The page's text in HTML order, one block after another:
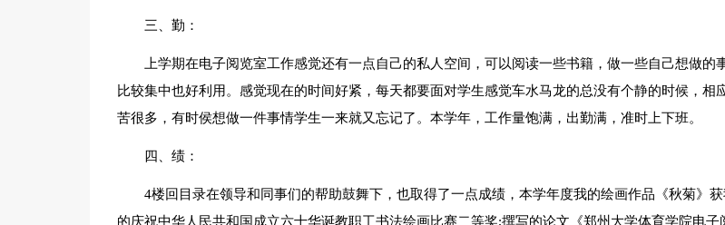
三、勤：
上学期在电子阅览室工作感觉还有一点自己的私人空间，可以阅读一些书籍，做一些自己想做的
比较集中也好利用。感觉现在的时间好紧，每天都要面对学生感觉车水马龙的总没有个静的时候，相
苦很多，有时侯想做一件事情学生一来就又忘记了。本学年，工作量饱满，出勤满，准时上下班。
四、绩：
4楼回目录在领导和同事们的帮助鼓舞下，也取得了一点成绩，本学年度我的绘画作品《秋菊》
的庆祝中华人民共和国成立六十华诞教职工书法绘画比赛二等奖;撰写的论文《郑州大学体育学院电子